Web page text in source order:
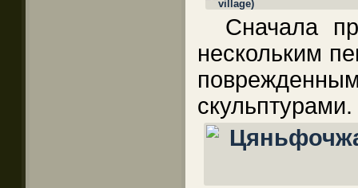
Сначала
нескольким
скульптурами.